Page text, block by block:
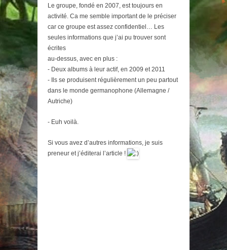
Le groupe, fondé en 2007, est toujours en
activité. Ca me semble important de le préciser
car ce groupe est assez confidentiel… Les
seules informations que j’ai pu trouver sont
écrites
au-dessus, avec en plus :
- Deux albums à leur actif, en 2009 et 2011
- Ils se produisent régulièrement un peu partout
dans le monde germanophone (Allemagne /
Autriche)
- Euh voilà.
Si vous avez d’autres informations, je suis
preneur et j’éditerai l’article !